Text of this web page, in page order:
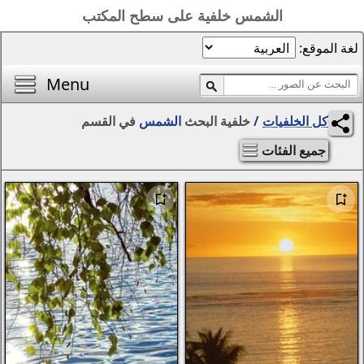
على سطح المكتب
محرر الصور
مواسم
التجريد والرسومات
الحيوانات
الخيال
الزهور
الإبداع
سيارات
Menu
الشمسفي القسم